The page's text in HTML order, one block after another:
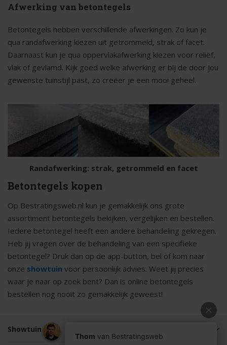
Afwerking van betontegels
Betontegels hebben verschillende afwerkingen. Zo kun je
qua randafwerking kiezen uit getrommeld, strak of facet.
Daarnaast kun je qua oppervlakafwerking kiezen voor reliëf,
vlak of gevlamd. Kijk goed welke afwerking er bij de door jou
gewenste tuinstijl past, zo creëer je een mooi geheel.
Randafwerking: strak, getrommeld en facet
Betontegels kopen
Op Bestratingsweb.nl kun je gemakkelijk ons grote
assortiment betontegels bekijken, vergelijken en bestellen.
Iedere betontegel heeft een andere behandeling gekregen.
Heb jij vragen over de behandeling van een specifieke
betontegel? Druk dan op de app-button, bel of kom naar
onze showtuin voor persoonlijk advies. Weet jij precies
waar je naar op zoek bent? Dan is online betontegels
bestellen nog nooit zo gemakkelijk geweest!
Showtuin